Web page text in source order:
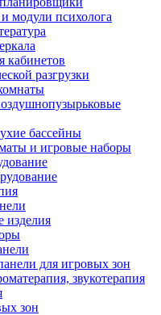
модули психолога
кабинетов
разгрузки
бассейны
и игровые наборы
изделия
для игровых зон
звукотерапия
зон